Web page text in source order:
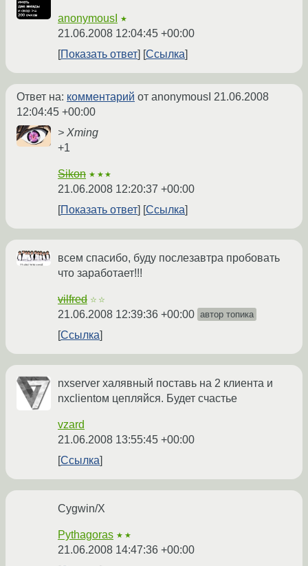
anonymousI ★
21.06.2008 12:04:45 +00:00
Показать ответ
Ссылка
Ответ на: комментарий от anonymousI 21.06.2008
12:04:45 +00:00
> Xming
+1
Sikon ★★★
21.06.2008 12:20:37 +00:00
Показать ответ
Ссылка
всем спасибо, буду послезавтра пробовать
что заработает!!!
vilfred ☆☆
21.06.2008 12:39:36 +00:00 автор топика
Ссылка
nxserver халявный поставь на 2 клиента и
nxclientом цепляйся. Будет счастье
vzard
21.06.2008 13:55:45 +00:00
Ссылка
Cygwin/X
Pythagoras ★★
21.06.2008 14:47:36 +00:00